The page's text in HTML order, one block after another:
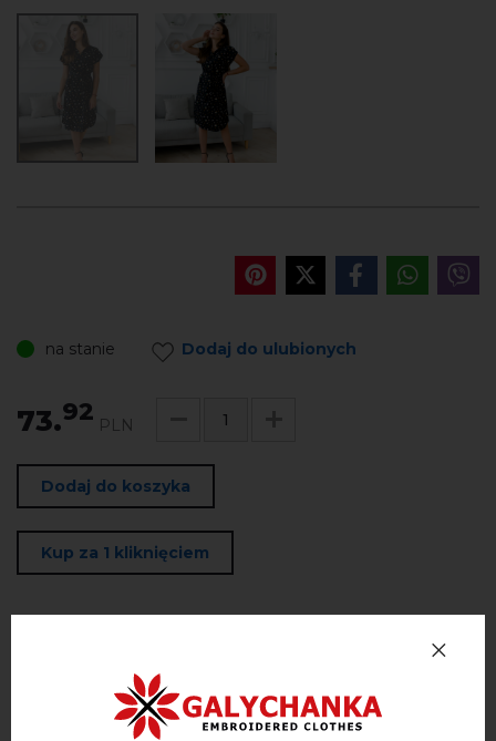
na stanie Dodaj do ulubionych
73.92 PLN
Dodaj do koszyka
Kup za 1 kliknięciem
--- PROSZĘ WYBRAĆ ---
Tabela rozmiarów